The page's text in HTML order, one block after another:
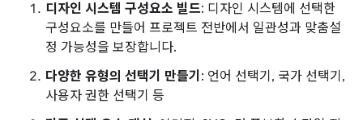
디자인 시스템 구성요소 빌드: 디자인 시스템에 선택한
구성요소를 만들어 프로젝트 전반에서 일관성과 맞춤설
정 가능성을 보장합니다.
다양한 유형의 선택기 만들기 : 언어 선택기, 국가 선택기,
사용자 권한 선택기 등